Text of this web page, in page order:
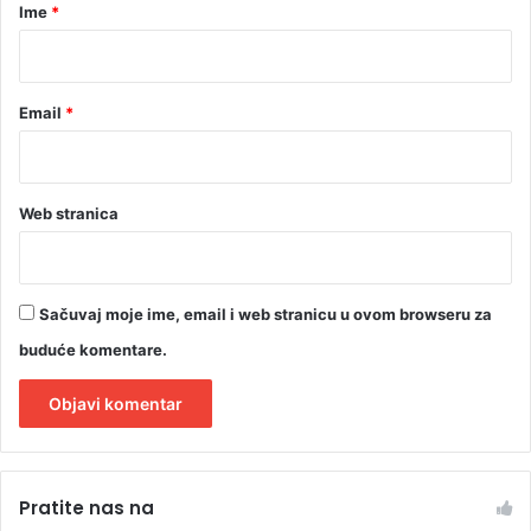
rIme *
Email *
Web stranica
Sačuvaj moje ime, email i web stranicu u ovom browseru za
buduće komentare.
tPratite nas na